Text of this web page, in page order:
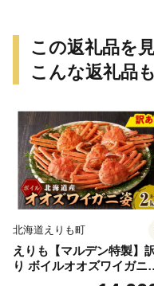
この返礼品を
こんな返礼品
北海道えりも町
えりも【マルデン特製】
り ボイルオオズワイガニ
kg《1kg(４尾～５尾)×2》